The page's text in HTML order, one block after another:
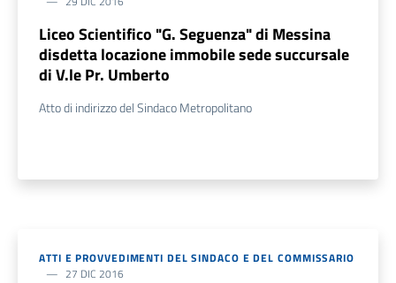
Liceo Scientifico "G. Seguenza" di Messina
disdetta locazione immobile sede succursale
di V.le Pr. Umberto
Atto di indirizzo del Sindaco Metropolitano
ATTI E PROVVEDIMENTI DEL SINDACO E DEL COMMISSARIO
27 DIC 2016